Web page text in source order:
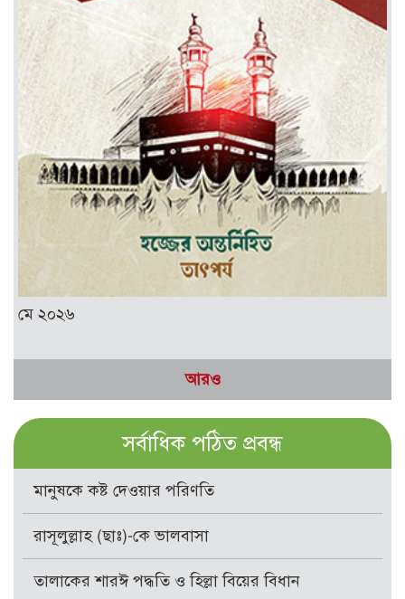
মে ২০২৬
আরও
সর্বাধিক পঠিত প্রবন্ধ
মানুষকে কষ্ট দেওয়ার পরিণতি
রাসূলুল্লাহ (ছাঃ)-কে ভালবাসা
তালাকের শারঈ পদ্ধতি ও হিল্লা বিয়ের বিধান